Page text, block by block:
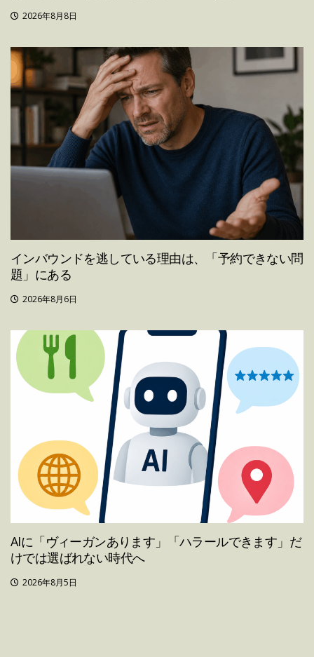
2026年8月8日
インバウンドを逃している理由は、「予約できない問
題」にある
2026年8月6日
AIに「ヴィーガンあります」「ハラールできます」だ
けでは選ばれない時代へ
2026年8月5日